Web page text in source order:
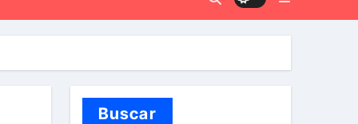
retirar las restricciones
Buscar